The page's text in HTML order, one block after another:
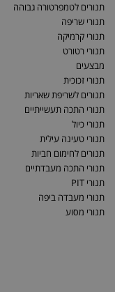
תנורים לטמפרטורה גבוהה
תנורי שריפה
תנורי קרמיקה
תנורי רטורט
מבצעים
תנורי זכוכית
תנורים לשריפת שאריות
תנורי התכה תעשייתיים
תנורי כיול
תנורי טעינה עילית
תנורים לחימום חביות
תנורי התכה מעבדתיים
תנורי PIT
תנורי מעבדה ביפה
תנורי מסוע